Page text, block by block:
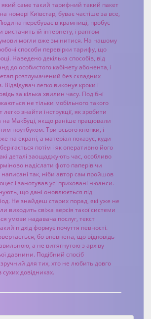
саме такий тарифний такий пакет
номері Київстар, буває частіше за все,
перебуває в крамниці, пробує
вистачить їй інтернету, і раптом
могли вже змінитися. На нашому
способи перевірки тарифу, що
Наведено декілька способів, від
до особистого кабінету абонента, і
розтлумачений без складних
Відвідувач легко виконує кроки і
за кілька хвилин часу. Подібні
не тільки мобільного такого
легко знайти інструкції, як зробити
на МакБуці, якщо раніше працювали
ноутбуком. Три всього кнопки, і
на екрані, а матеріал показує, куди
потім і як оперативно його
деталі заощаджують час, особливо
надіслати фото паперів чи
так, ніби автор сам пройшов
і занотував усі приховані нюанси.
що дані оновлюється під
Не знайдеш старих порад, які уже не
виходить свіжа версія такої системи
умови надавача послуг, текст
підхід формує почуття певності.
бо впевнена, що відповідь
а не витягнутою з архіву
давнини. Подібний спосіб
для тих, хто не любить довго
довідниках.